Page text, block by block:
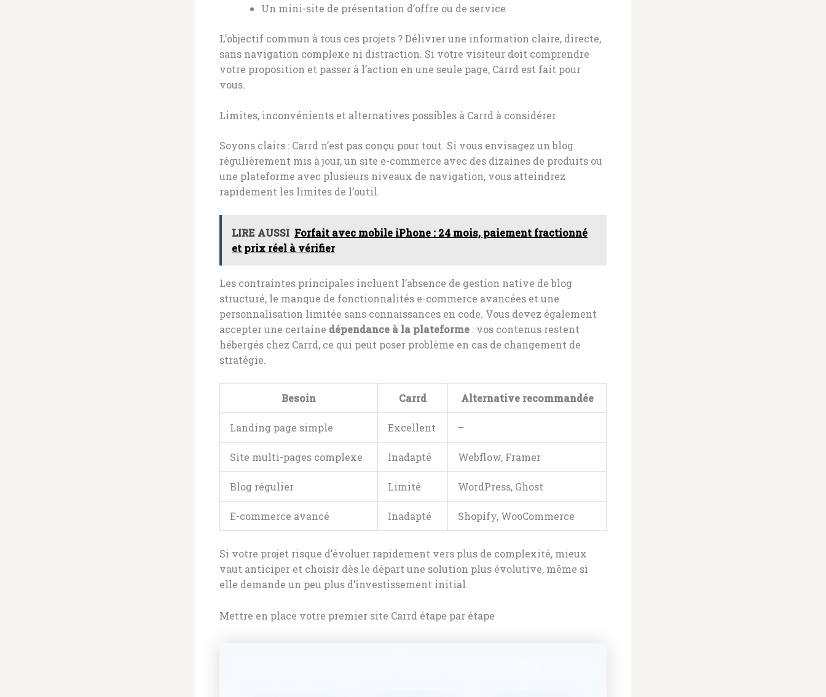
Un mini-site de présentation d’offre ou de service
L’objectif commun à tous ces projets ? Délivrer une information claire, directe,
sans navigation complexe ni distraction. Si votre visiteur doit comprendre
votre proposition et passer à l’action en une seule page, Carrd est fait pour
vous.
Limites, inconvénients et alternatives possibles à Carrd à considérer
Soyons clairs : Carrd n’est pas conçu pour tout. Si vous envisagez un blog
régulièrement mis à jour, un site e-commerce avec des dizaines de produits ou
une plateforme avec plusieurs niveaux de navigation, vous atteindrez
rapidement les limites de l’outil.
LIRE AUSSI Forfait avec mobile iPhone : 24 mois, paiement fractionné
et prix réel à vérifier
Les contraintes principales incluent l’absence de gestion native de blog
structuré, le manque de fonctionnalités e-commerce avancées et une
personnalisation limitée sans connaissances en code. Vous devez également
accepter une certaine dépendance à la plateforme : vos contenus restent
hébergés chez Carrd, ce qui peut poser problème en cas de changement de
stratégie.
Besoin Carrd Alternative recommandée
Landing page simple Excellent –
Site multi-pages complexe Inadapté Webflow, Framer
Blog régulier Limité WordPress, Ghost
E-commerce avancé Inadapté Shopify, WooCommerce
Si votre projet risque d’évoluer rapidement vers plus de complexité, mieux
vaut anticiper et choisir dès le départ une solution plus évolutive, même si
elle demande un peu plus d’investissement initial.
Mettre en place votre premier site Carrd étape par étape